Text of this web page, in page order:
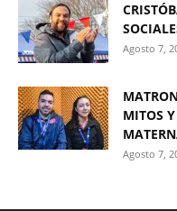
Agosto 7,
MITOS
Agosto 7,